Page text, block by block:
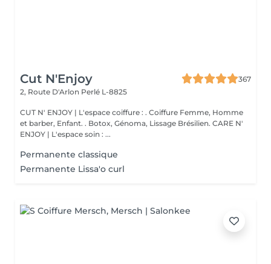
Cut N'Enjoy
367
2, Route D'Arlon Perlé L-8825
CUT N' ENJOY | L'espace coiffure : . Coiffure Femme, Homme
et barber, Enfant. . Botox, Génoma, Lissage Brésilien. CARE N'
ENJOY | L'espace soin : ...
Permanente classique
Permanente Lissa'o curl